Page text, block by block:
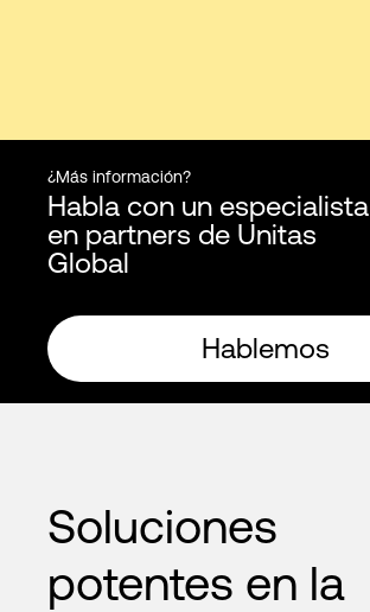
¿Más información?
Habla con un especialista
en partners de Unitas
Global
Hablemos
Soluciones
potentes en la